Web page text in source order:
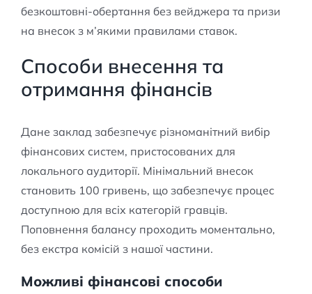
безкоштовні-обертання без вейджера та призи
на внесок з м’якими правилами ставок.
Способи внесення та
отримання фінансів
Дане заклад забезпечує різноманітний вибір
фінансових систем, пристосованих для
локального аудиторії. Мінімальний внесок
становить 100 гривень, що забезпечує процес
доступною для всіх категорій гравців.
Поповнення балансу проходить моментально,
без екстра комісій з нашої частини.
Можливі фінансові способи